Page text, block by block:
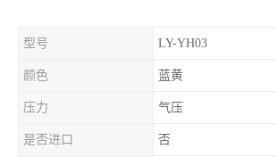
型号 LY-YH03
颜色 蓝黄
压力 气压
是否进口 否